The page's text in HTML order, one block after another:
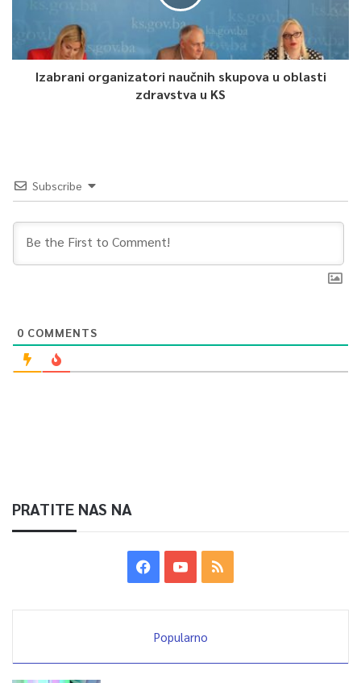
Izabrani organizatori naučnih skupova u oblasti
zdravstva u KS
Subscribe
0 COMMENTS
PRATITE NAS NA
Popularno